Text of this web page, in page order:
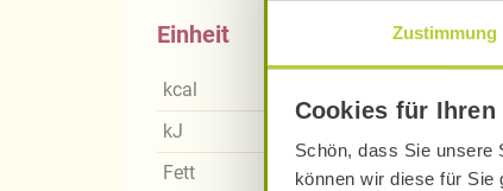
Zustimmung
Cookies für Ihren
Schön, dass Sie unsere
können wir diese für
Einheit
kcal
kJ
Fett